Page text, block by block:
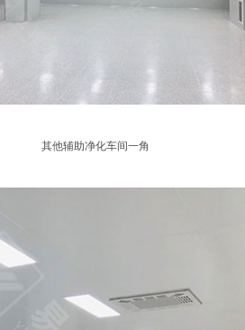
其他辅助净化车间一角